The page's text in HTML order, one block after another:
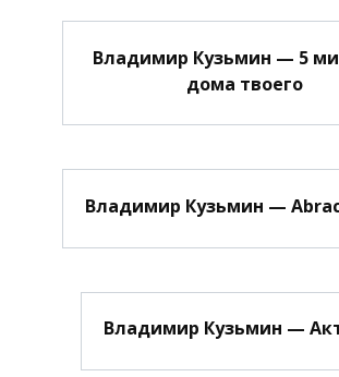
Владимир Кузьмин — 5
дома твоего
Владимир Кузьмин —
Владимир Кузьмин —